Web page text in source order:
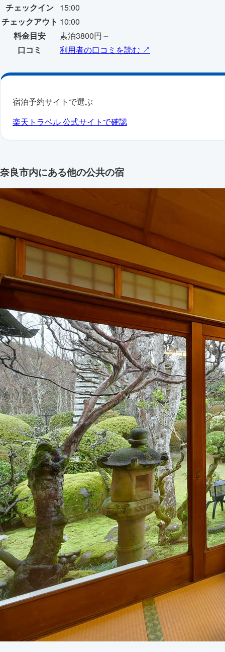
チェックイン 15:00
チェックアウト 10:00
料金目安
素泊3800円～
口コミ
利用者の口コミを読む ↗
宿泊予約サイトで選ぶ
楽天トラベル公式サイトで確認
奈良市内にある他の公共の宿